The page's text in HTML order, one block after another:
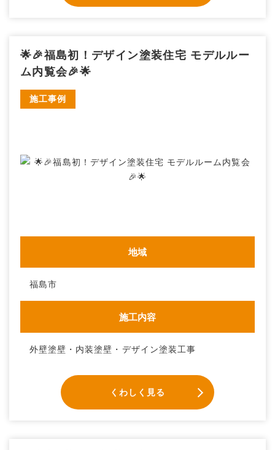
🌟🎉福島初！デザイン塗装住宅 モデルルー
ム内覧会🎉🌟
施工事例
地域
福島市
施工内容
外壁塗壁・内装塗壁・デザイン塗装工事
くわしく見る